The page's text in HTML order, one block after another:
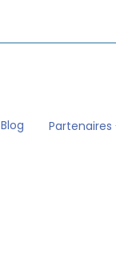
Blog Partenaires